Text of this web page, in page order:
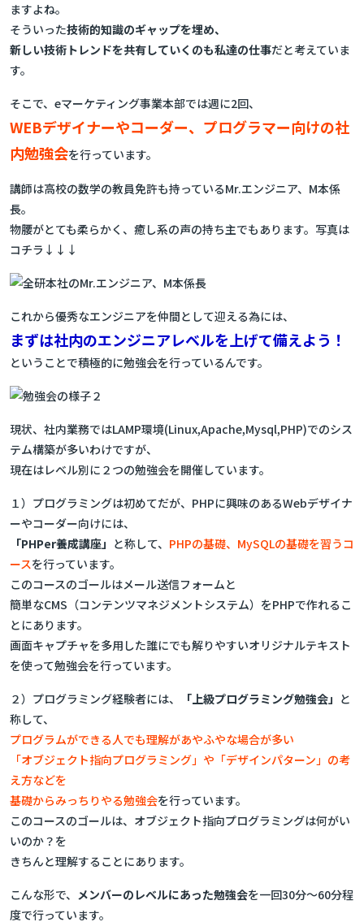
ますよね。
そういった技術的知識のギャップを埋め、
新しい技術トレンドを共有していくのも私達の仕事だと考えていま
す。
そこで、eマーケティング事業本部では週に2回、
WEBデザイナーやコーダー、プログラマー向けの社
内勉強会を行っています。
講師は高校の数学の教員免許も持っているMr.エンジニア、M本係
長。
物腰がとても柔らかく、癒し系の声の持ち主でもあります。写真は
コチラ↓↓↓
これから優秀なエンジニアを仲間として迎える為には、
まずは社内のエンジニアレベルを上げて備えよう！
ということで積極的に勉強会を行っているんです。
現状、社内業務ではLAMP環境(Linux,Apache,Mysql,PHP)でのシス
テム構築が多いわけですが、
現在はレベル別に２つの勉強会を開催しています。
１）プログラミングは初めてだが、PHPに興味のあるWebデザイナ
ーやコーダー向けには、
「PHPer養成講座」 と称して、 PHPの基礎、MySQLの基礎を習うコ
ースを行っています。
このコースのゴールはメール送信フォームと
簡単なCMS（コンテンツマネジメントシステム）をPHPで作れるこ
とにあります。
画面キャプチャを多用した誰にでも解りやすいオリジナルテキスト
を使って勉強会を行っています。
２）プログラミング経験者には、 「上級プログラミング勉強会」 と
称して、
プログラムができる人でも理解があやふやな場合が多い
「オブジェクト指向プログラミング」や「デザインパターン」の考
え方などを
基礎からみっちりやる勉強会を行っています。
このコースのゴールは、オブジェクト指向プログラミングは何がい
いのか？を
きちんと理解することにあります。
こんな形で、 メンバーのレベルにあった勉強会を一回30分～60分程
度で行っています。